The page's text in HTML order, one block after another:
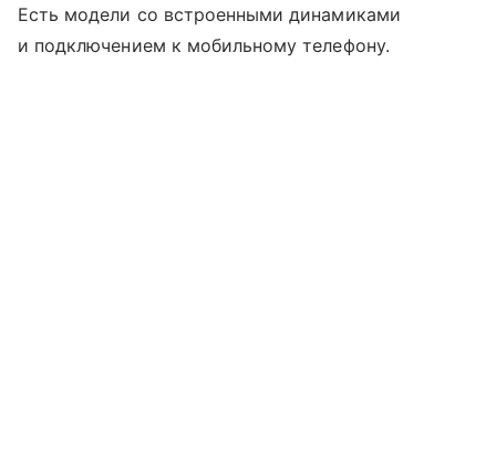
Есть модели со встроенными динамиками
и подключением к мобильному телефону.